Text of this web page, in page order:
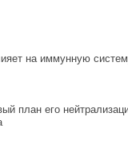
на иммунную
план его